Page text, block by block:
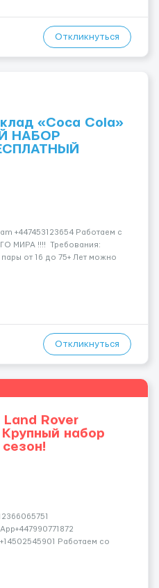
Откликнуться
«Coca Cola»
НАБОР
+447453123654 Работаем с
МИРА !!!! Требования:
от 16 до 75+ Лет можно
всему с самого нуля.👥 ...
Откликнуться
Rover
набор
Работаем со
Telegram